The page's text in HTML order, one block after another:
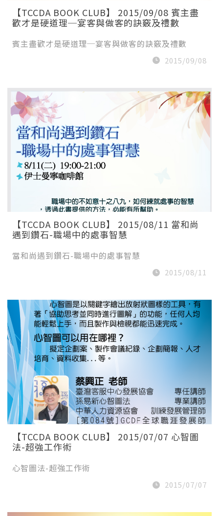
【TCCDA BOOK CLUB】 2015/09/08 賓主盡
歡才是硬道理─宴客與做客的訣竅及禮數
賓主盡歡才是硬道理─宴客與做客的訣竅及禮數
2015/09/08
【TCCDA BOOK CLUB】 2015/08/11 當和尚
遇到鑽石-職場中的處事智慧
當和尚遇到鑽石-職場中的處事智慧
2015/08/11
【TCCDA BOOK CLUB】 2015/07/07 心智圖
法-超強工作術
心智圖法-超強工作術
2015/07/07